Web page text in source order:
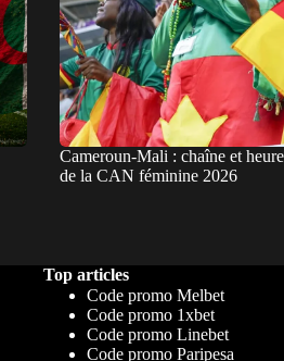
Cameroun-Mali : chaîne et
de la CAN féminine 2026
Top articles
Code promo Melbet
Code promo 1xbet
Code promo Linebet
Code promo Paripesa